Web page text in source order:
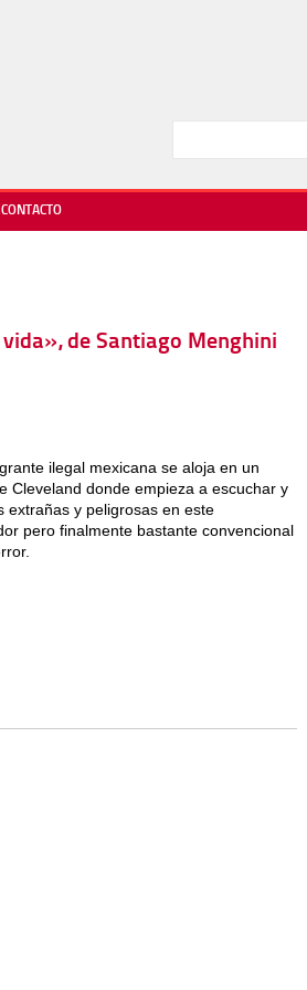
CONTACTO
de Santiago Menghini
ilegal mexicana se aloja en un
Cleveland donde empieza a escuchar y
extrañas y peligrosas en este
pero finalmente bastante convencional